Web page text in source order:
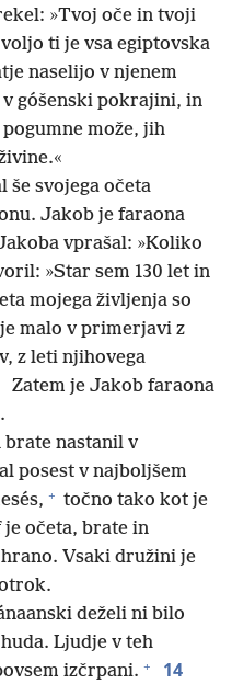
»Tvoj oče in tvoji
ti je vsa egiptovska
naselijo v njenem
góšenski pokrajini, in
može, jih
še svojega očeta
Jakob je faraona
vprašal: »Koliko
»Star sem 130 let in
mojega življenja so
malo v primerjavi z
z leti njihovega
Zatem je Jakob faraona
brate nastanil v
posest v najboljšem
+ točno tako kot je
je očeta, brate in
Vsaki družini je
deželi ni bilo
Ljudje v teh
izčrpani. + 14